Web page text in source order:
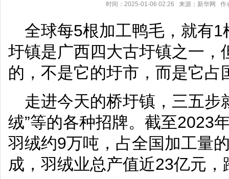
时间：2025-01-06 02:26 来源：新华网
全球每5根加工鸭毛，就有
圩镇是广西四大古圩镇之一，
的，不是它的圩市，而是它占
走进今天的桥圩镇，三五步
绒”等的各种招牌。截至2023
羽绒约9万吨，占全国加工量
成，羽绒业总产值近23亿元